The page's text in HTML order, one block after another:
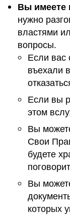
Вы имеете
нужно
властями
вопросы.
Если вас
въехали
Если вы
этом
Вы
Свои
будете
Вы
которых